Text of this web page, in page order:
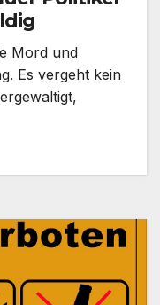
Mord und
Es vergeht kein